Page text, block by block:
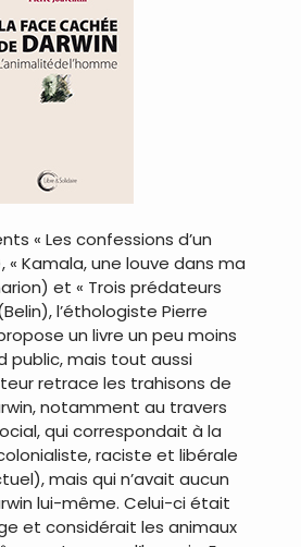
« Les confessions d’un
« Kamala, une louve dans ma
et « Trois prédateurs
l’éthologiste Pierre
un livre un peu moins
public, mais tout aussi
retrace les trahisons de
notamment au travers
qui correspondait à la
raciste et libérale
mais qui n’avait aucun
lui-même. Celui-ci était
et considérait les animaux